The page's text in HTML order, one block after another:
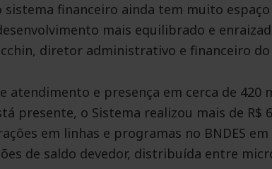
financeiro ainda tem muito espaço
mais equilibrado e
diretor administrativo e financeiro do
atendimento e presença em cerca de 420
presente, o Sistema realizou mais de R$
em linhas e programas no BNDES
de saldo devedor, distribuída entre